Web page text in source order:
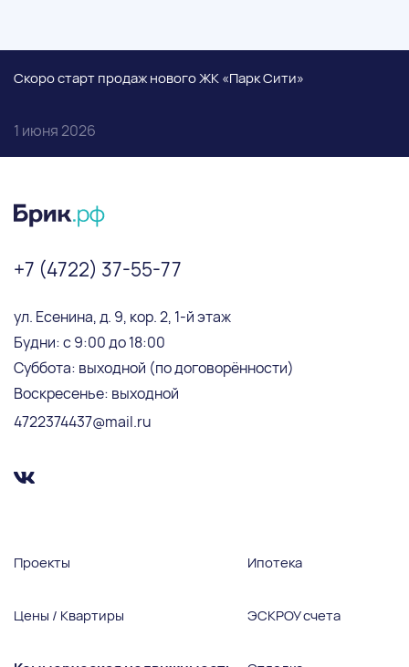
Скоро старт продаж нового ЖК «Парк Сити»
1 июня 2026
+7 (4722) 37-55-77
ул. Есенина, д. 9, кор. 2, 1-й этаж
Будни: с 9:00 до 18:00
Суббота: выходной (по договорённости)
Воскресенье: выходной
4722374437@mail.ru
Проекты
Цены / Квартиры
Ипотека
ЭСКРОУ счета